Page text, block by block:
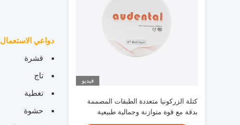
فيديو
كتلة الزركونيا متعددة الطبقات المصممة
بدقة مع قوة متوازنة وجمالية طبيعية
لتطبيقات الأسنان
دواعي الاستعمال
قشرة
تاج
تغطية
حشوة